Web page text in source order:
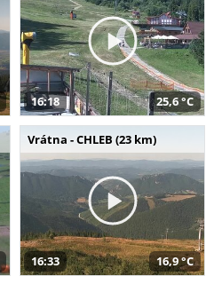
16:18 25,6 °C
Vrátna - CHLEB (23 km)
16:33 16,9 °C